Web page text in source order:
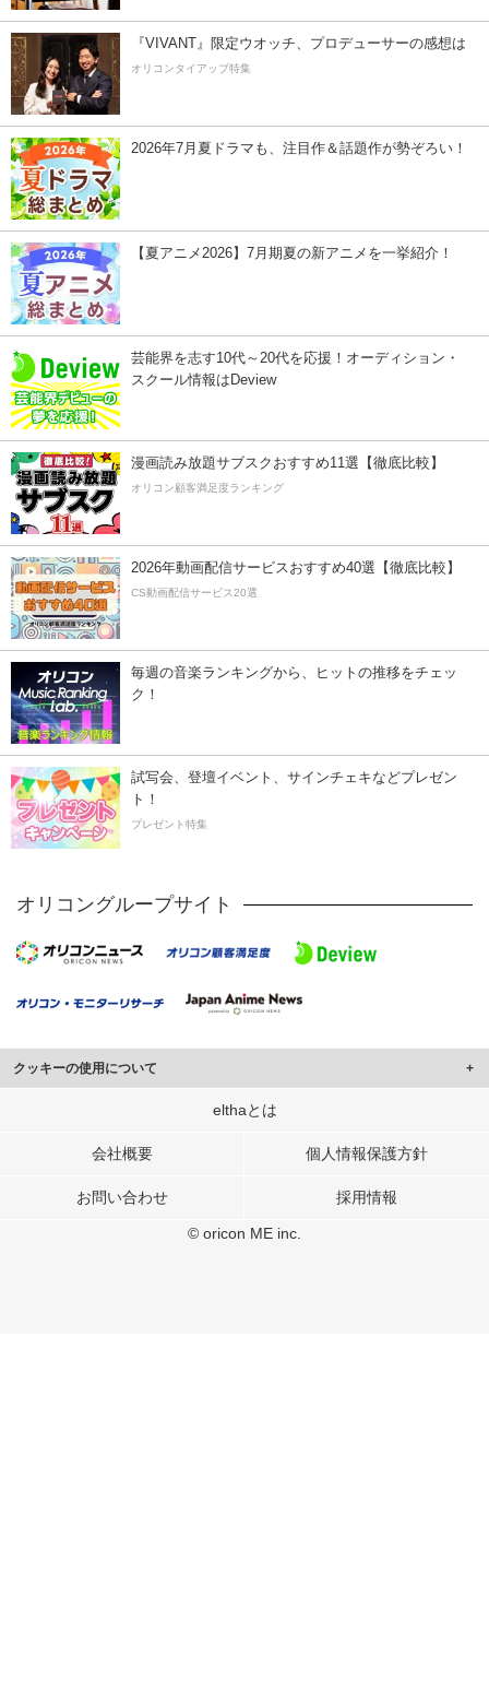
『VIVANT』限定ウオッチ、プロデューサーの感想は
オリコンタイアップ特集
2026年7月夏ドラマも、注目作＆話題作が勢ぞろい！
【夏アニメ2026】7月期夏の新アニメを一挙紹介！
芸能界を志す10代～20代を応援！オーディション・
スクール情報はDeview
漫画読み放題サブスクおすすめ11選【徹底比較】
オリコン顧客満足度ランキング
2026年動画配信サービスおすすめ40選【徹底比較】
CS動画配信サービス20選
毎週の音楽ランキングから、ヒットの推移をチェッ
ク！
試写会、登壇イベント、サインチェキなどプレゼン
ト！
プレゼント特集
オリコングループサイト
クッキーの使用について
このサイトでは Cookie を使用して、ユーザーに合わせたコンテンツや広告の
行っています。
メディアや広告配信、データ解析の各パートナーに提供しています。
elthaとは
会社概要 個人情報保護方針
お問い合わせ 採用情報
© oricon ME inc.